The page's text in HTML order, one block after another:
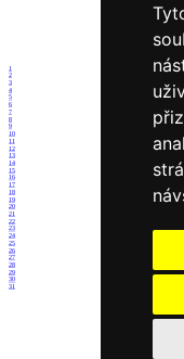
1
2
3
4
5
6
7
8
9
10
11
12
13
14
15
16
17
18
19
20
21
22
23
24
25
26
27
28
29
30
31